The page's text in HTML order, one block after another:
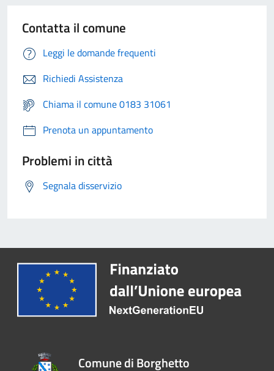
Contatta il comune
Leggi le domande frequenti
Richiedi Assistenza
Chiama il comune 0183 31061
Prenota un appuntamento
Problemi in città
Segnala disservizio
Comune di Borghetto